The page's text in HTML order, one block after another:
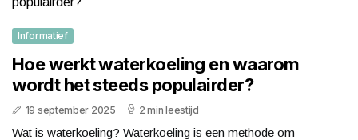
Informatief
Hoe werkt waterkoeling en waarom
wordt het steeds populairder?
19 september 2025 2 min leestijd
Wat is waterkoeling? Waterkoeling is een methode om